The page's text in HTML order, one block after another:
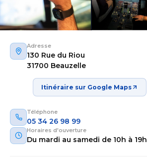
Adresse
130 Rue du Riou
31700 Beauzelle
Itinéraire sur Google Maps
Téléphone
05 34 26 98 99
Horaires d'ouverture
Du mardi au samedi de 10h à 19h